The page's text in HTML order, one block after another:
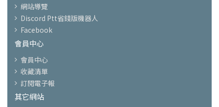
網站導覽
Discord Ptt省錢版機器人
Facebook
會員中心
會員中心
收藏清單
訂閱電子報
其它網站